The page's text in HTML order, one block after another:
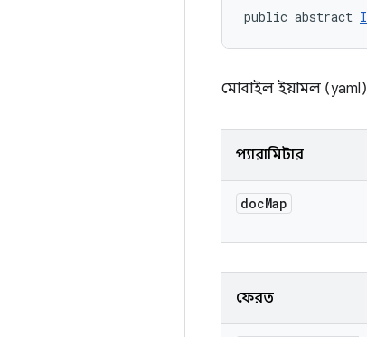
public abstract
মোবাইল ইয়ামল
প্যারামিটার
docMap
ফেরত